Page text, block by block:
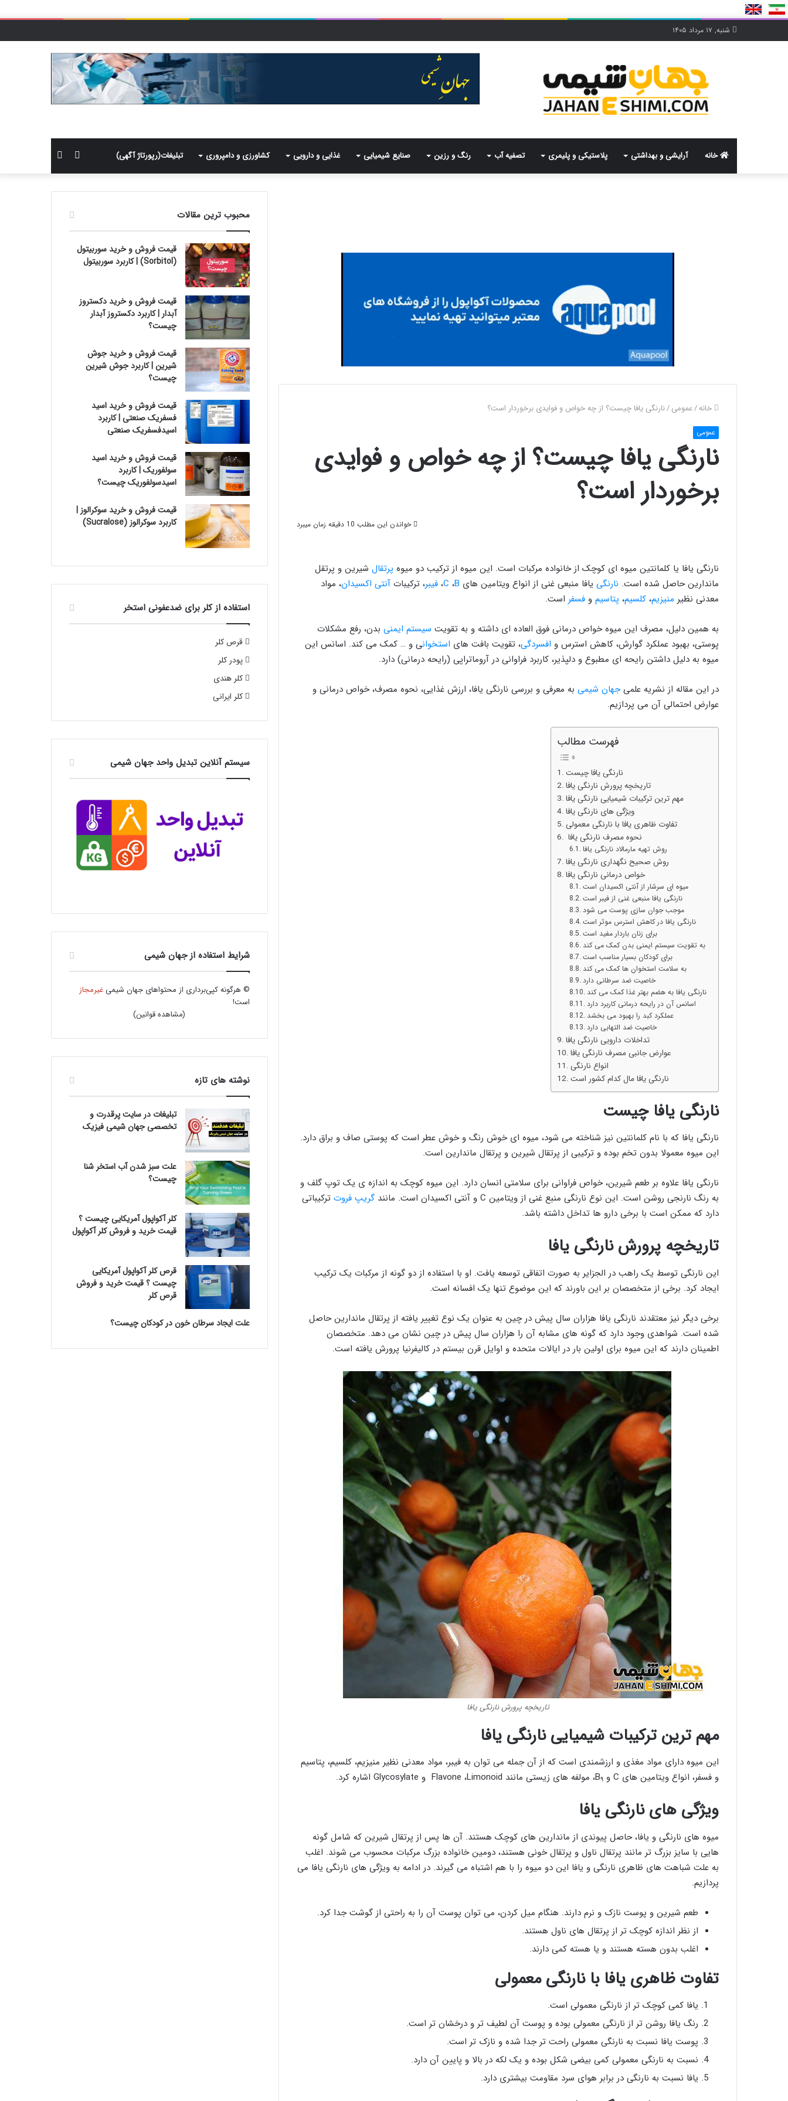
شنبه, ۱۷ مرداد ۱۴۰۵
خانه آرایشی و بهداشتی پلاستیکی و پلیمری تصفیه آب رنگ و رزین صنایع شیمیایی غذایی و دارویی کشاورزی و دامپروری تبلیغات(رپورتاژ آگهی)
برای
سایدبار
خانه/عمومی/نارنگی یافا چیست؟ از چه خواص و فوایدی برخوردار است؟
عمومی
نارنگی یافا چیست؟ از چه خواص و فوایدی
برخوردار است؟
خواندن این مطلب 10 دقیقه زمان میبرد
نارنگی یافا یا کلمانتین میوه ای کوچک از خانواده مرکبات است. این میوه از ترکیب دو میوه پرتقال شیرین و پرتقل
ماندارین حاصل شده است. نارنگی یافا منبعی غنی از انواع ویتامین های C ،B ، فیبر، ترکیبات آنتی اکسیدان، مواد
معدنی نظیر منیزیم، کلسیم، پتاسیم و فسفر است.
به همین دلیل، مصرف این میوه خواص درمانی فوق العاده ای داشته و به تقویت سیستم ایمنی بدن، رفع مشکلات
پوستی، بهبود عملکرد گوارش، کاهش استرس و افسردگی، تقویت بافت های استخوانی و … کمک می کند. اسانس این
میوه به دلیل داشتن رایحه ای مطبوع و دلپذیر، کاربرد فراوانی در آروماتراپی (رایحه درمانی) دارد.
در این مقاله از نشریه علمیجهان شیمی به معرفی و بررسی نارنگی یافا، ارزش غذایی، نحوه مصرف، خواص درمانی و
عوارض احتمالی آن می پردازیم.
فهرست مطالب
نارنگی یافا چیست
تاریخچه پرورش نارنگی یافا
مهم ترین ترکیبات شیمیایی نارنگی یافا
ویژگی های نارنگی یافا
تفاوت ظاهری یافا با نارنگی معمولی
نحوه مصرف نارنگی یافا
روش تهیه مارمالاد نارنگی یافا
روش صحیح نگهداری نارنگی یافا
خواص درمانی نارنگی یافا
میوه ای سرشار از آنتی اکسیدان است
نارنگی یافا منبعی غنی از فیبر است
موجب جوان سازی پوست می شود
نارنگی یافا در کاهش استرس موثر است
برای زنان باردار مفید است
به تقویت سیستم ایمنی بدن کمک می کند
برای کودکان بسیار مناسب است
به سلامت استخوان ها کمک می کند
خاصیت ضد سرطانی دارد
نارنگی یافا به هضم بهتر غذا کمک می کند
اسانس آن در رایحه درمانی کاربرد دارد
عملکرد کبد را بهبود می بخشد
خاصیت ضد التهابی دارد
تداخلات دارویی نارنگی یافا
عوارض جانبی مصرف نارنگی یافا
انواع نارنگی
نارنگی یافا مال کدام کشور است
نارنگی یافا چیست
نارنگی یافا که با نام کلمانتین نیز شناخته می شود، میوه ای خوش رنگ و خوش عطر است که پوستی صاف و براق دارد.
این میوه معمولا بدون تخم بوده و ترکیبی از پرتقال شیرین و پرتقال ماندارین است.
نارنگی یافا علاوه بر طعم شیرین، خواص فراوانی برای سلامتی انسان دارد. این میوه کوچک به اندازه ی یک توپ گلف و
به رنگ نارنجی روشن است. این نوع نارنگی منبع غنی از ویتامین C و آنتی اکسیدان است. مانند
گریپ فروت ترکیباتی
دارد که ممکن است با برخی دارو ها تداخل داشته باشد.
تاریخچه پرورش نارنگی یافا
این نارنگی توسط یک راهب در الجزایر به صورت اتفاقی توسعه یافت. او با استفاده از دو گونه از مرکبات یک ترکیب
ایجاد کرد. برخی از متخصصان بر این باورند که این موضوع تنها یک افسانه است.
برخی دیگر نیز معتقدند نارنگی یافا هزاران سال پیش در چین به عنوان یک نوع تغییر یافته از پرتقال ماندارین حاصل
شده است. شواهدی وجود دارد که گونه های مشابه آن را هزاران سال پیش در چین نشان می دهد. متخصصان
اطمینان دارند که این میوه برای اولین بار در ایالات متحده و اوایل قرن بیستم در کالیفرنیا پرورش یافته است.
تاریخچه پرورش نارنگی یافا
مهم ترین ترکیبات شیمیایی نارنگی یافا
این میوه دارای مواد مغذی و ارزشمندی است که از آن جمله می توان به فیبر، مواد معدنی نظیر منیزیم، کلسیم، پتاسیم
و فسفر، انواع ویتامین های C و B
۹ ، مولفه های زیستی مانند Flavone ،Limonoid و Glycosylate اشاره کرد.
ویژگی های نارنگی یافا
میوه های نارنگی و یافا، حاصل پیوندی از ماندارین های کوچک هستند. آن ها پس از پرتقال شیرین که شامل گونه
هایی با سایز بزرگ تر مانند پرتقال ناول و پرتقال خونی هستند، دومین خانواده بزرگ مرکبات محسوب می شوند. اغلب
به علت شباهت های ظاهری نارنگی و یافا این دو میوه را با هم اشتباه می گیرند. در ادامه به ویژگی های نارنگی یافا می
پردازیم.
طعم شیرین و پوست نازک و نرم دارند. هنگام میل کردن، می توان پوست آن را به راحتی از گوشت جدا کرد.
از نظر اندازه کوچک تر از پرتقال های ناول هستند.
اغلب بدون هسته هستند و یا هسته کمی دارند.
تفاوت ظاهری یافا با نارنگی معمولی
یافا کمی کوچک تر از نارنگی معمولی است.
رنگ یافا روشن تر از نارنگی معمولی بوده و پوست آن لطیف تر و درخشان تر است.
پوست یافا نسبت به نارنگی معمولی راحت تر جدا شده و نازک تر است.
نسبت به نارنگی معمولی کمی بیضی شکل بوده و یک لکه در بالا و پایین آن دارد.
یافا نسبت به نارنگی در برابر هوای سرد مقاومت بیشتری دارد.
محبوب ترین مقالات
قیمت فروش و خرید سوربیتول
(Sorbitol) | کاربرد سوربیتول
قیمت فروش و خرید دکستروز
آبدار | کاربرد دکستروز آبدار
چیست؟
قیمت فروش و خرید جوش
شیرین | کاربرد جوش شیرین
چیست؟
قیمت فروش و خرید اسید
فسفریک صنعتی | کاربرد
اسیدفسفریک صنعتی
قیمت فروش و خرید اسید
سولفوریک | کاربرد
اسیدسولفوریک چیست؟
قیمت فروش و خرید سوکرالوز |
کاربرد سوکرالوز (Sucralose)
استفاده از کلر برای ضدعفونی استخر
قرص کلر
پودر کلر
کلر هندی
کلر ایرانی
سیستم آنلاین تبدیل واحد جهان شیمی
شرایط استفاده از جهان شیمی
© هرگونه کپی‌برداری از محتواهای جهان شیمیغیرمجاز
است!
(مشاهده قوانین)
نوشته های تازه
تبلیغات در سایت پرقدرت و
تخصصی جهان شیمی فیزیک
علت سبز شدن آب استخر شنا
چیست؟
کلر آکواپول آمریکایی چیست ؟
قیمت خرید و فروش کلر آکواپول
قرص کلر آکواپول آمریکایی
چیست ؟ قیمت خرید و فروش
قرص کلر
علت ایجاد سرطان خون در کودکان چیست؟